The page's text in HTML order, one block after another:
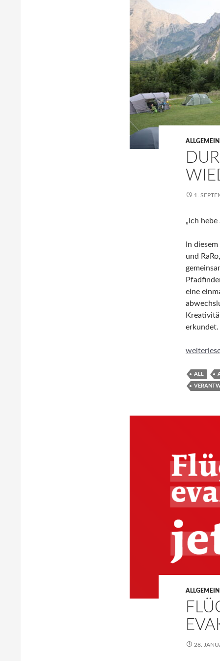
ALLGEMEIN
1.
„Ich
In
und
eine
erkundet.
Durchs
ALL
ALLGEMEIN
28.